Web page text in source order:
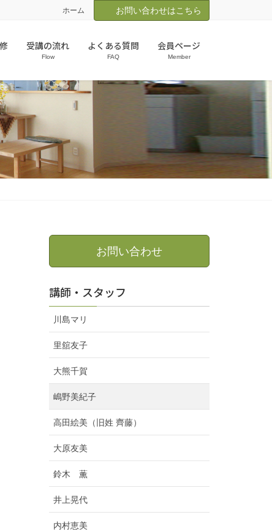
ホーム お問い合わせはこちら
受講の流れ
Flow
よくある質問
FAQ
会員ページ
Member
お問い合わせ
講師・スタッフ
川島マリ
里舘友子
大熊千賀
嶋野美紀子
高田絵美（旧姓 齊藤）
大原友美
鈴木 薫
井上晃代
内村恵美